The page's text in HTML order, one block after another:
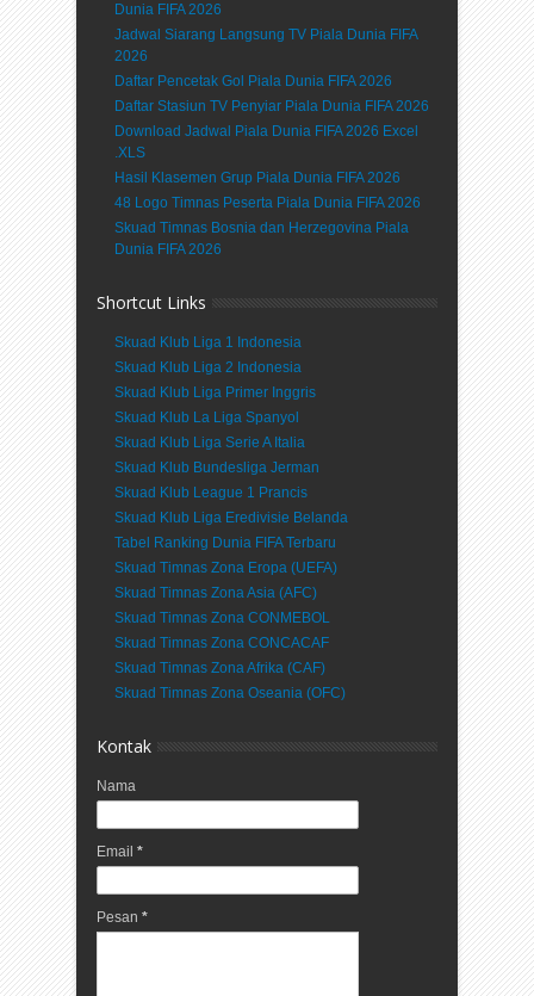
Dunia FIFA 2026
Jadwal Siarang Langsung TV Piala Dunia FIFA
2026
Daftar Pencetak Gol Piala Dunia FIFA 2026
Daftar Stasiun TV Penyiar Piala Dunia FIFA 2026
Download Jadwal Piala Dunia FIFA 2026 Excel
.XLS
Hasil Klasemen Grup Piala Dunia FIFA 2026
48 Logo Timnas Peserta Piala Dunia FIFA 2026
Skuad Timnas Bosnia dan Herzegovina Piala
Dunia FIFA 2026
Shortcut Links
Skuad Klub Liga 1 Indonesia
Skuad Klub Liga 2 Indonesia
Skuad Klub Liga Primer Inggris
Skuad Klub La Liga Spanyol
Skuad Klub Liga Serie A Italia
Skuad Klub Bundesliga Jerman
Skuad Klub League 1 Prancis
Skuad Klub Liga Eredivisie Belanda
Tabel Ranking Dunia FIFA Terbaru
Skuad Timnas Zona Eropa (UEFA)
Skuad Timnas Zona Asia (AFC)
Skuad Timnas Zona CONMEBOL
Skuad Timnas Zona CONCACAF
Skuad Timnas Zona Afrika (CAF)
Skuad Timnas Zona Oseania (OFC)
Kontak
Nama
Email *
Pesan *